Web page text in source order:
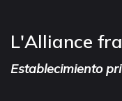
L'Alliance
Establecimiento